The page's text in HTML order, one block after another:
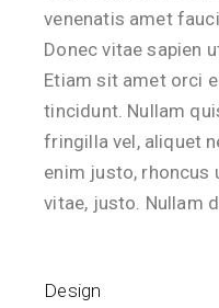
venenatis amet
Donec vitae sapien
Etiam sit amet orci
tincidunt. Nullam
fringilla vel, aliquet
enim justo, rhoncus
vitae, justo. Nullam
Design